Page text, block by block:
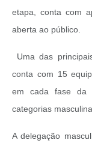
etapa, conta com
aberta ao público.
Uma das
conta com 15
em cada fase da
categorias
A delegação